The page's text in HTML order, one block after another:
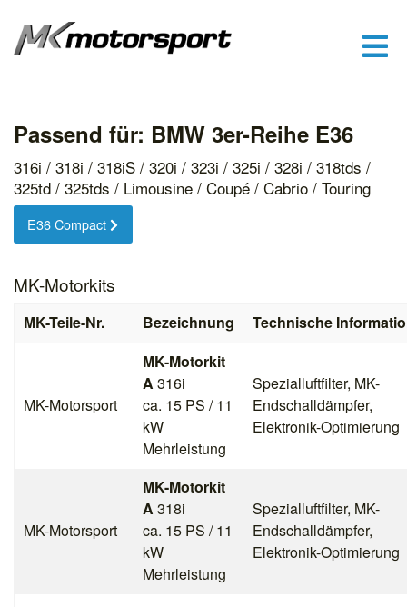
Passend für: BMW 3er-Reihe E36
316i / 318i / 318iS / 320i / 323i / 325i / 328i / 318tds /
325td / 325tds / Limousine / Coupé / Cabrio / Touring
E36 Compact
MK-Motorkits
MK-Teile-Nr. Bezeichnung Technische
MK-Motorsport
MK-Motorkit
A 316i
ca. 15 PS / 11
kW
Mehrleistung
Spezialluftfilter, MK-
Endschalldämpfer,
Elektronik-Optimierung
MK-Motorsport
MK-Motorkit
A 318i
ca. 15 PS / 11
kW
Mehrleistung
Spezialluftfilter, MK-
Endschalldämpfer,
Elektronik-Optimierung